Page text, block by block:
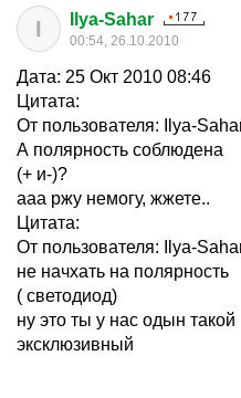
I Ilya-Sahar
00:54, 26.10.2010
Дата: 25 Окт 2010 08:46
Цитата:
От пользователя: Ilya-
А полярность соблюдена
(+ и-)?
ааа ржу немогу, жжете..
Цитата:
От пользователя: Ilya-
не начхать на полярность
( светодиод)
ну это ты у нас одын такой
эксклюзивный